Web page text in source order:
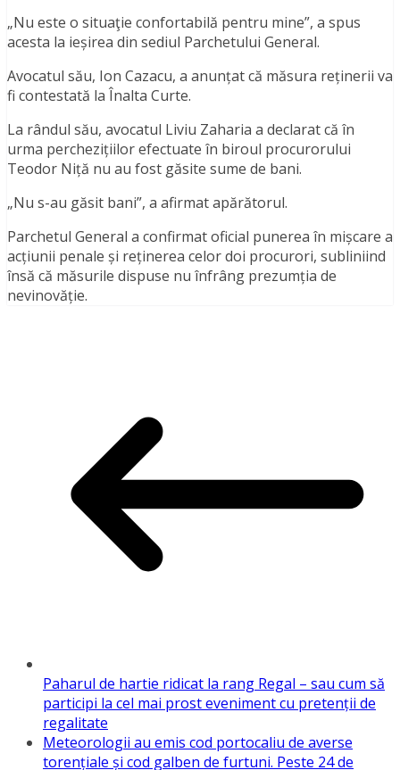
„Nu este o situaţie confortabilă pentru mine”, a spus
acesta la ieșirea din sediul Parchetului General.
Avocatul său, Ion Cazacu, a anunțat că măsura reținerii va
fi contestată la Înalta Curte.
La rândul său, avocatul Liviu Zaharia a declarat că în
urma perchezițiilor efectuate în biroul procurorului
Teodor Niță nu au fost găsite sume de bani.
„Nu s-au găsit bani”, a afirmat apărătorul.
Parchetul General a confirmat oficial punerea în mișcare a
acțiunii penale și reținerea celor doi procurori, subliniind
însă că măsurile dispuse nu înfrâng prezumția de
nevinovăție.
Paharul de hartie ridicat la rang Regal – sau cum să
participi la cel mai prost eveniment cu pretenții de
regalitate
Meteorologii au emis cod portocaliu de averse
torențiale și cod galben de furtuni. Peste 24 de